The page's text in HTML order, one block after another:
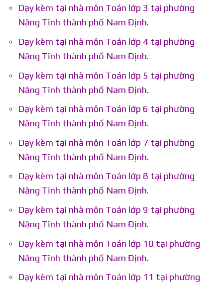
Dạy kèm tại nhà môn Toán lớp 3 tại phường
Năng Tĩnh thành phố Nam Định.
Dạy kèm tại nhà môn Toán lớp 4 tại phường
Năng Tĩnh thành phố Nam Định.
Dạy kèm tại nhà môn Toán lớp 5 tại phường
Năng Tĩnh thành phố Nam Định.
Dạy kèm tại nhà môn Toán lớp 6 tại phường
Năng Tĩnh thành phố Nam Định.
Dạy kèm tại nhà môn Toán lớp 7 tại phường
Năng Tĩnh thành phố Nam Định.
Dạy kèm tại nhà môn Toán lớp 8 tại phường
Năng Tĩnh thành phố Nam Định.
Dạy kèm tại nhà môn Toán lớp 9 tại phường
Năng Tĩnh thành phố Nam Định.
Dạy kèm tại nhà môn Toán lớp 10 tại phường
Năng Tĩnh thành phố Nam Định.
Dạy kèm tại nhà môn Toán lớp 11 tại phường